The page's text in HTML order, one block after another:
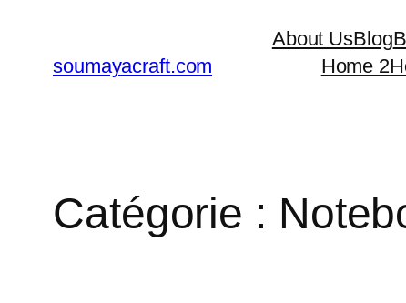
contenusoumayacraft.com
About UsBlog
Home 2
Catégorie :